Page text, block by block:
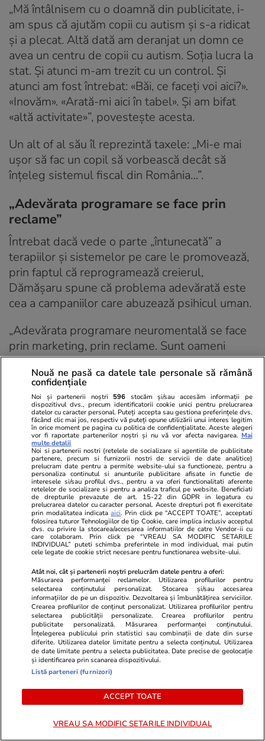
„Mă întâlnisem cu o doamnă din publicitate, i-
am spus că ajutăm copii cu autism și s-a ridicat
și a plecat. Altă dată am deranjat un domn ce
avea un centru de copii cu autism. Soția lucra la
stat. Și atunci m-am trezit cu un control. Și
atunci am fost întrebat: «Băi, ce faceți voi aici?».
«Inovăm». «Arată-mi aici în tabel». Și am bifat
«altă activitate»”, povestește acesta.
Un alt of al său îl reprezintă taxele: „Mi-e mai
ușor să fac un copil să vorbească decât să
înțeleg sistemul fiscal din România…”.
„Adevărata programare se face prin
reclame”
Întrebat dacă vede o parte „întunecată” a
terapiilor și sistemelor pe care le promovează,
prin faptul că reprogramează creierul,
Dămășaru spune că problema adevărată este
cea a campaniilor care abuzează psihicul uman.
„Adevărata programare neuromentală se face
prin marketing, prin reclame. Sunt oameni
plătiți să cerceteze psihicul uman și să te facă
să reacționezi la stimuli. Reclamele te
reprogramează. Televizorul, telefonul și
TikTokul te reprogramează”, avertizează
cercetătorul.
Abonați-vă laȘTIRILE
ZILEIpentru a fi la
curent cu cele mai noi
informații.
ABONEAZĂ-TE
URMĂREȘTE CEL MAI NOU VIDEO
colecție pe care vei dori să o păstrezi pentru
totdeauna
Nouă ne pasă ca datele tale personale să rămână
confidențiale
Noi și partenerii noștri 596 stocăm și/sau accesăm informații pe
dispozitivul dvs., precum identificatorii cookie unici pentru prelucrarea
datelor cu caracter personal. Puteți accepta sau gestiona preferințele dvs.
făcând clic mai jos, respectiv vă puteți opune utilizării unui interes legitim
în orice moment pe pagina cu politica de confidențialitate. Aceste alegeri
vor fi raportate partenerilor noștri și nu vă vor afecta navigarea. Mai
multe detalii
Noi si partenerii nostri (retelele de socializare si agentiile de publicitate
partenere, precum si furnizorii nostri de servicii de date analitice)
prelucram date pentru a permite website-ului sa functioneze, pentru a
personaliza continutul si anunturile publicitare afisate in functie de
interesele si/sau profilul dvs., pentru a va oferi functionalitati aferente
retelelor de socializare si pentru a analiza traficul pe website. Beneficiati
de drepturile prevazute de art. 15-22 din GDPR in legatura cu
prelucrarea datelor cu caracter personal. Aceste drepturi pot fi exercitate
prin modalitatea indicataaici. Prin click pe “ACCEPT TOATE”, acceptati
folosirea tuturor Tehnologiilor de tip Cookie, care implica inclusiv acceptul
dvs. cu privire la stocarea/accesarea informatiilor de catre Vendor-ii cu
care colaboram. Prin click pe “VREAU SA MODIFIC SETARILE
INDIVIDUAL” puteti schimba preferintele in mod individual, mai putin
cele legate de cookie strict necesare pentru functionarea website-ului.
Atât noi, cât și partenerii noștri prelucrăm datele pentru a oferi:
Măsurarea performanței reclamelor. Utilizarea profilurilor pentru
selectarea conținutului personalizat. Stocarea și/sau accesarea
informațiilor de pe un dispozitiv. Dezvoltarea și îmbunătățirea serviciilor.
Crearea profilurilor de conținut personalizat. Utilizarea profilurilor pentru
selectarea publicității personalizate. Crearea profilurilor pentru
publicitate personalizată. Măsurarea performanței conținutului.
Înțelegerea publicului prin statistici sau combinații de date din surse
diferite. Utilizarea datelor limitate pentru a selecta conținutul. Utilizarea
de date limitate pentru a selecta publicitatea. Date precise de geolocație
și identificarea prin scanarea dispozitivului.
Listă parteneri (furnizori)
ACCEPT TOATE
VREAU SA MODIFIC SETARILE INDIVIDUAL